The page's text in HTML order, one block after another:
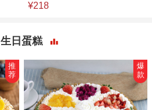
¥218
生日蛋糕
推
荐
爆
款